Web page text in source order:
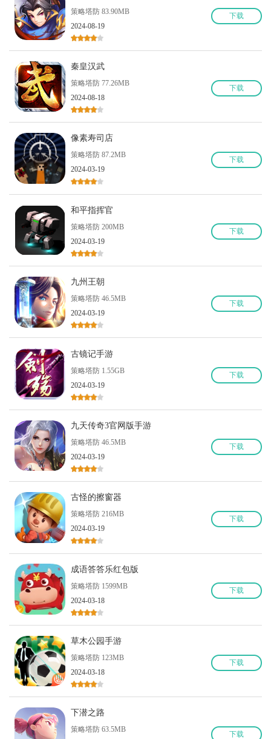
策略塔防 83.90MB
2024-08-19
下载
秦皇汉武
策略塔防 77.26MB
2024-08-18
下载
像素寿司店
策略塔防 87.2MB
2024-03-19
下载
和平指挥官
策略塔防 200MB
2024-03-19
下载
九州王朝
策略塔防 46.5MB
2024-03-19
下载
古镜记手游
策略塔防 1.55GB
2024-03-19
下载
九天传奇3官网版手游
策略塔防 46.5MB
2024-03-19
下载
古怪的擦窗器
策略塔防 216MB
2024-03-19
下载
成语答答乐红包版
策略塔防 1599MB
2024-03-18
下载
草木公园手游
策略塔防 123MB
2024-03-18
下载
下潜之路
策略塔防 63.5MB
下载